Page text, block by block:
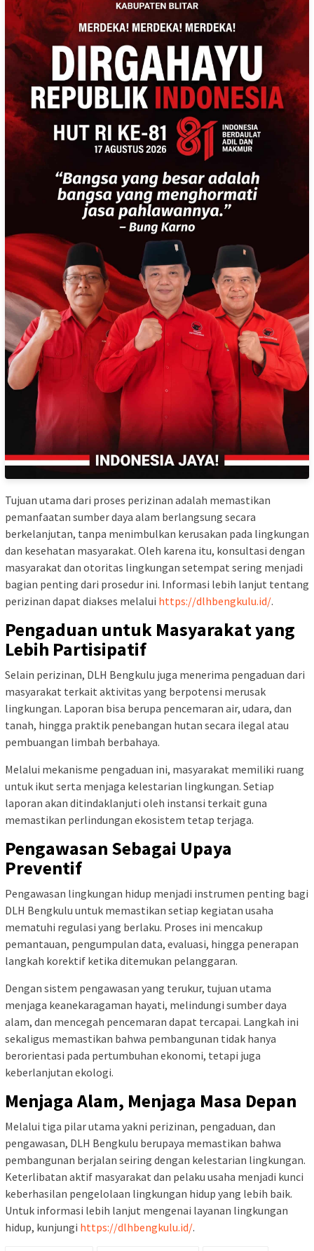
Tujuan utama dari proses perizinan adalah memastikan
pemanfaatan sumber daya alam berlangsung secara
berkelanjutan, tanpa menimbulkan kerusakan pada lingkungan
dan kesehatan masyarakat. Oleh karena itu, konsultasi dengan
masyarakat dan otoritas lingkungan setempat sering menjadi
bagian penting dari prosedur ini. Informasi lebih lanjut tentang
perizinan dapat diakses melalui https://dlhbengkulu.id/.
Pengaduan untuk Masyarakat yang
Lebih Partisipatif
Selain perizinan, DLH Bengkulu juga menerima pengaduan dari
masyarakat terkait aktivitas yang berpotensi merusak
lingkungan. Laporan bisa berupa pencemaran air, udara, dan
tanah, hingga praktik penebangan hutan secara ilegal atau
pembuangan limbah berbahaya.
Melalui mekanisme pengaduan ini, masyarakat memiliki ruang
untuk ikut serta menjaga kelestarian lingkungan. Setiap
laporan akan ditindaklanjuti oleh instansi terkait guna
memastikan perlindungan ekosistem tetap terjaga.
Pengawasan Sebagai Upaya
Preventif
Pengawasan lingkungan hidup menjadi instrumen penting bagi
DLH Bengkulu untuk memastikan setiap kegiatan usaha
mematuhi regulasi yang berlaku. Proses ini mencakup
pemantauan, pengumpulan data, evaluasi, hingga penerapan
langkah korektif ketika ditemukan pelanggaran.
Dengan sistem pengawasan yang terukur, tujuan utama
menjaga keanekaragaman hayati, melindungi sumber daya
alam, dan mencegah pencemaran dapat tercapai. Langkah ini
sekaligus memastikan bahwa pembangunan tidak hanya
berorientasi pada pertumbuhan ekonomi, tetapi juga
keberlanjutan ekologi.
Menjaga Alam, Menjaga Masa Depan
Melalui tiga pilar utama yakni perizinan, pengaduan, dan
pengawasan, DLH Bengkulu berupaya memastikan bahwa
pembangunan berjalan seiring dengan kelestarian lingkungan.
Keterlibatan aktif masyarakat dan pelaku usaha menjadi kunci
keberhasilan pengelolaan lingkungan hidup yang lebih baik.
Untuk informasi lebih lanjut mengenai layanan lingkungan
hidup, kunjungi https://dlhbengkulu.id/.